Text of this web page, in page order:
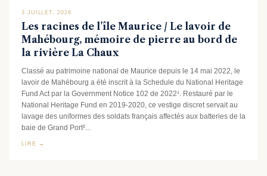
3 JUILLET, 2026
Les racines de l’île Maurice / Le lavoir de
Mahébourg, mémoire de pierre au bord de
la rivière La Chaux
Classé au patrimoine national de Maurice depuis le 14 mai 2022, le
lavoir de Mahébourg a été inscrit à la Schedule du National Heritage
Fund Act par la Government Notice 102 de 2022¹. Restauré par le
National Heritage Fund en 2019-2020, ce vestige discret servait au
lavage des uniformes des soldats français affectés aux batteries de la
baie de Grand Port²...
LIRE →